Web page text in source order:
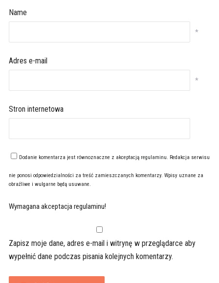
Name
*
Adres e-mail
*
Stron internetowa
Dodanie komentarza jest równoznaczne z akceptacją regulaminu. Redakcja serwisu
nie ponosi odpowiedzialności za treść zamieszczanych komentarzy. Wpisy uznane za
obraźliwe i wulgarne będą usuwane.
Wymagana akceptacja regulaminu!
Zapisz moje dane, adres e-mail i witrynę w przeglądarce aby
wypełnić dane podczas pisania kolejnych komentarzy.